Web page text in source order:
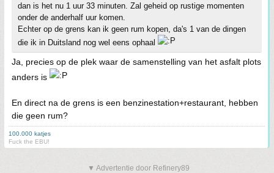
dan is het nu 1 uur 33 minuten. Zal geheid op rustige momenten
onder de anderhalf uur komen.
Echter op de grens kan ik geen rum kopen, da's 1 van de dingen
die ik in Duitsland nog wel eens ophaal
Ja, precies op de plek waar de samenstelling van het asfalt plots
anders is
En direct na de grens is een benzinestation+restaurant, hebben
die geen rum?
100.000 katjes
Fuck the EBU!
▼ Advertentie door Refinery89